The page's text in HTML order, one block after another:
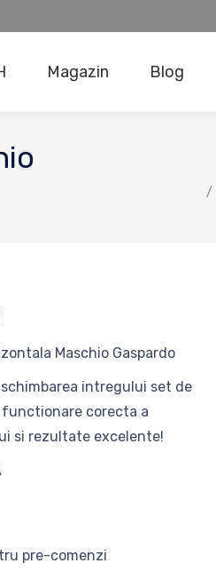
Magazin Blog
Maschio Gaspardo
intregului set de
corecta a
si rezultate excelente!
pre-comenzi